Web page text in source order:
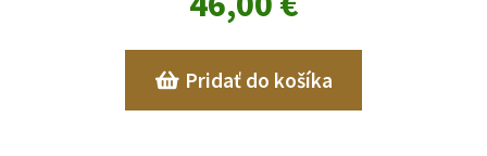
Pridať do košíka